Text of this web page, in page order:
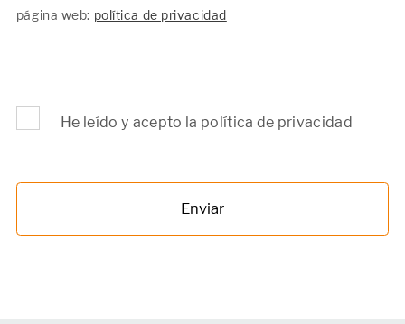
página web: política de privacidad
He leído y acepto la política de privacidad